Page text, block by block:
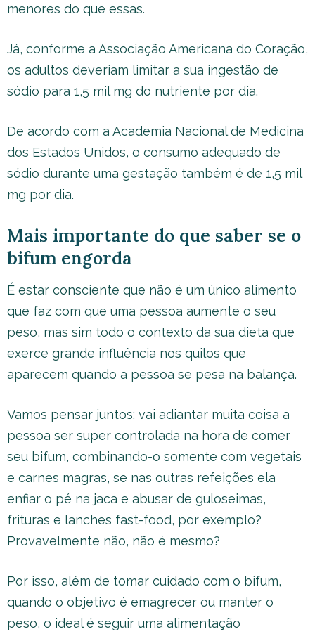
menores do que essas.
Já, conforme a Associação Americana do Coração,
os adultos deveriam limitar a sua ingestão de
sódio para 1,5 mil mg do nutriente por dia.
De acordo com a Academia Nacional de Medicina
dos Estados Unidos, o consumo adequado de
sódio durante uma gestação também é de 1,5 mil
mg por dia.
Mais importante do que saber se o
bifum engorda
É estar consciente que não é um único alimento
que faz com que uma pessoa aumente o seu
peso, mas sim todo o contexto da sua dieta que
exerce grande influência nos quilos que
aparecem quando a pessoa se pesa na balança.
Vamos pensar juntos: vai adiantar muita coisa a
pessoa ser super controlada na hora de comer
seu bifum, combinando-o somente com vegetais
e carnes magras, se nas outras refeições ela
enfiar o pé na jaca e abusar de guloseimas,
frituras e lanches fast-food, por exemplo?
Provavelmente não, não é mesmo?
Por isso, além de tomar cuidado com o bifum,
quando o objetivo é emagrecer ou manter o
peso, o ideal é seguir uma alimentação